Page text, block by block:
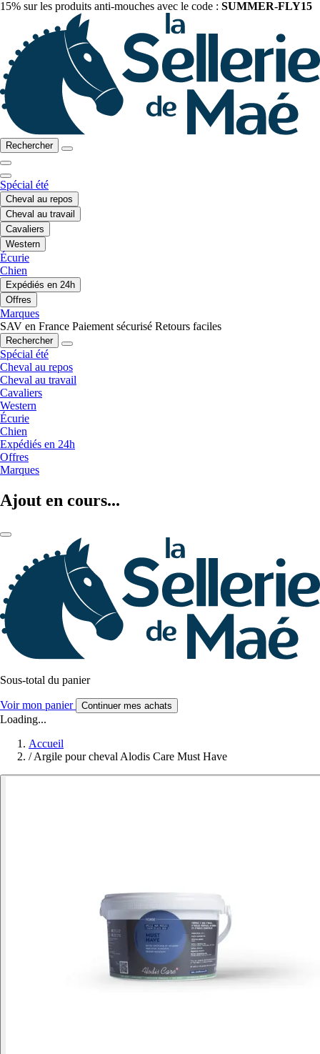
15% sur les produits anti-mouches avec le code : SUMMER-FLY15
Rechercher
Spécial été
Cheval au repos
Cheval au travail
Cavaliers
Western
Écurie
Chien
Expédiés en 24h
Offres
Marques
SAV en France Paiement sécurisé Retours faciles
Rechercher
Spécial été
Cheval au repos
Cheval au travail
Cavaliers
Western
Écurie
Chien
Expédiés en 24h
Offres
Marques
Ajout en cours...
Sous-total du panier
Voir mon panier Continuer mes achats
Loading...
Accueil
/ Argile pour cheval Alodis Care Must Have